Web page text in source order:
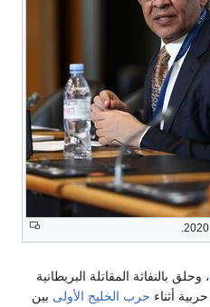
، وحلق بالنفاثة المقاتلة البريطانية
حرب الخليج الأولى بين